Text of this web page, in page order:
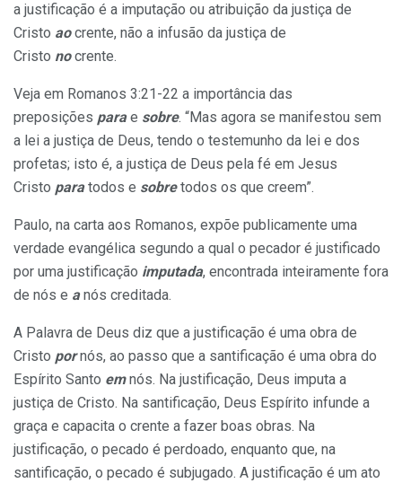
a justificação é a imputação ou atribuição da justiça de
Cristo aocrente, não a infusão da justiça de
Cristo nocrente.
Veja em Romanos 3:21-22 a importância das
preposições parae sobre. “Mas agora se manifestou sem
a lei a justiça de Deus, tendo o testemunho da lei e dos
profetas; isto é, a justiça de Deus pela fé em Jesus
Cristo paratodos e sobretodos os que creem”.
Paulo, na carta aos Romanos, expõe publicamente uma
verdade evangélica segundo a qual o pecador é justificado
por uma justificação imputada, encontrada inteiramente fora
de nós e anós creditada.
A Palavra de Deus diz que a justificação é uma obra de
Cristo pornós, ao passo que a santificação é uma obra do
Espírito Santo emnós. Na justificação, Deus imputa a
justiça de Cristo. Na santificação, Deus Espírito infunde a
graça e capacita o crente a fazer boas obras. Na
justificação, o pecado é perdoado, enquanto que, na
santificação, o pecado é subjugado. A justificação é um ato